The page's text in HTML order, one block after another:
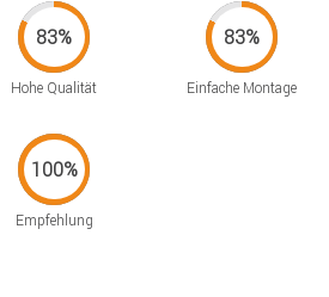
Hohe Qualität Einfache Montage
Empfehlung